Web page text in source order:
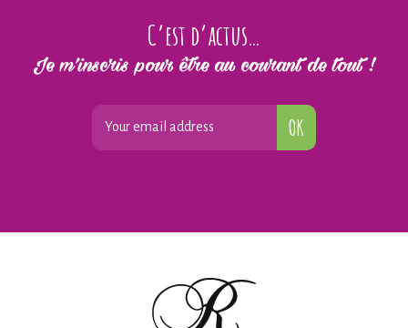
C’est d’actus…
Je m’inscris pour être au courant de tout !
OK